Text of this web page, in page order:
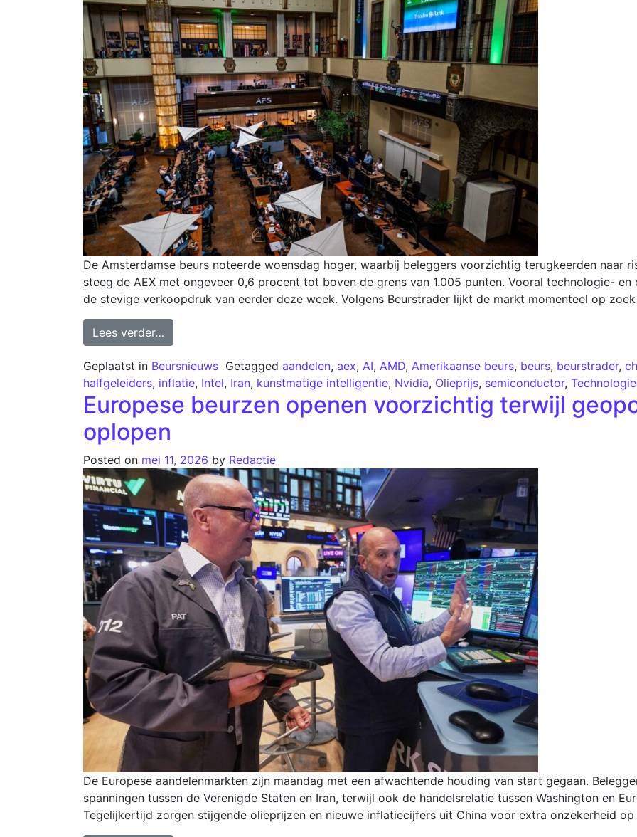
De Amsterdamse beurs noteerde woensdag hoger, waarbij beleggers voorzichtig terugkeerden naar
steeg de AEX met ongeveer 0,6 procent tot boven de grens van 1.005 punten. Vooral technologie-
de stevige verkoopdruk van eerder deze week. Volgens Beurstrader lijkt de markt momenteel op
Lees verder…
Geplaatst in Beursnieuws Getagged aandelen, aex, AI, AMD, Amerikaanse beurs, beurs, beurstrader,
halfgeleiders, inflatie, Intel, Iran, kunstmatige intelligentie, Nvidia, Olieprijs, semiconductor,
Europese beurzen openen voorzichtig terwijl
oplopen
Posted on mei 11, 2026 by Redactie
De Europese aandelenmarkten zijn maandag met een afwachtende houding van start gegaan.
spanningen tussen de Verenigde Staten en Iran, terwijl ook de handelsrelatie tussen Washington en
Tegelijkertijd zorgen stijgende olieprijzen en nieuwe inflatiecijfers uit China voor extra onzekerheid